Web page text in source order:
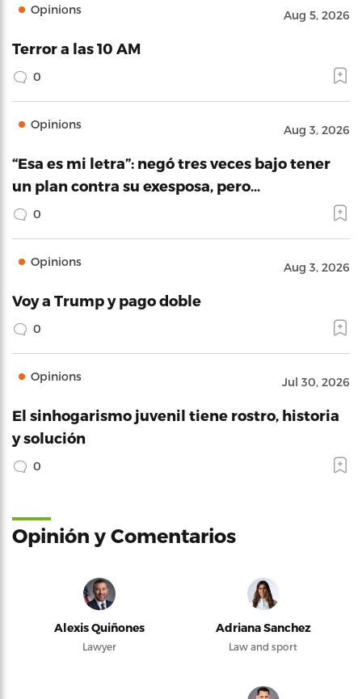
Opinions Aug 5, 2026
Terror a las 10 AM
0
Opinions Aug 3, 2026
“Esa es mi letra”: negó tres veces bajo tener
un plan contra su exesposa, pero…
0
Opinions Aug 3, 2026
Voy a Trump y pago doble
0
Opinions Jul 30, 2026
El sinhogarismo juvenil tiene rostro, historia
y solución
0
Opinión y Comentarios
Alexis Quiñones
Lawyer
Adriana Sanchez
Law and sport